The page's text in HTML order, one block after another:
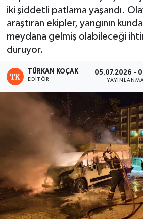
iki şiddetli patlama yaşandı.
araştıran ekipler, yangının
meydana gelmiş olabileceği
duruyor.
TÜRKAN KOÇAK
EDITÖR
05.07.2026 -